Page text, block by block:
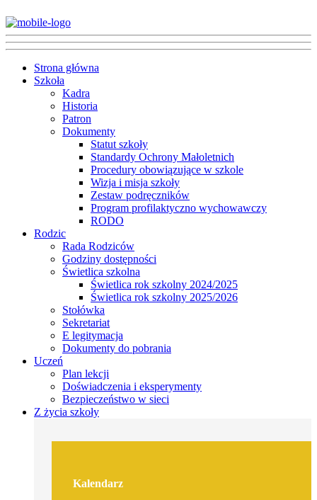
Strona główna
Szkoła
Kadra
Historia
Patron
Dokumenty
Statut szkoły
Standardy Ochrony Małoletnich
Procedury obowiązujące w szkole
Wizja i misja szkoły
Zestaw podręczników
Program profilaktyczno wychowawczy
RODO
Rodzic
Rada Rodziców
Godziny dostępności
Świetlica szkolna
Świetlica rok szkolny 2024/2025
Świetlica rok szkolny 2025/2026
Stołówka
Sekretariat
E legitymacja
Dokumenty do pobrania
Uczeń
Plan lekcji
Doświadczenia i eksperymenty
Bezpieczeństwo w sieci
Z życia szkoły
Kalendarz